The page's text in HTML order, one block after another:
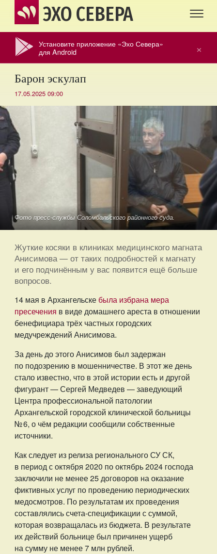
ЭХО СЕВЕРА
×
Установите приложение «Эхо Севера»
для Android
Барон эскулап
17.05.2025 09:00
Фото пресс-службы Соломбальского районного суда.
Жуткие косяки в клиниках медицинского магната
Анисимова — от таких подробностей к магнату
и его подчинённым у вас появится ещё больше
вопросов.
14 мая в Архангельске была избрана мера
пресечения в виде домашнего ареста в отношении
бенефициара трёх частных городских
медучреждений Анисимова.
За день до этого Анисимов был задержан
по подозрению в мошенничестве. В этот же день
стало известно, что в этой истории есть и другой
фигурант — Сергей Медведев — заведующий
Центра профессиональной патологии
Архангельской городской клинической больницы
№ 6, о чём редакции сообщили собственные
источники.
Как следует из релиза регионального СУ СК,
в период с октября 2020 по октябрь 2024 господа
заключили не менее 25 договоров на оказание
фиктивных услуг по проведению периодических
медосмотров. По результатам их проведения
составлялись счета-спецификации с суммой,
которая возвращалась из бюджета. В результате
их действий больнице был причинен ущерб
на сумму не менее 7 млн рублей.